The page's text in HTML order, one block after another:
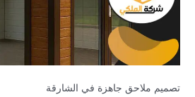
تصميم ملاحق جاهزة في الشارقة